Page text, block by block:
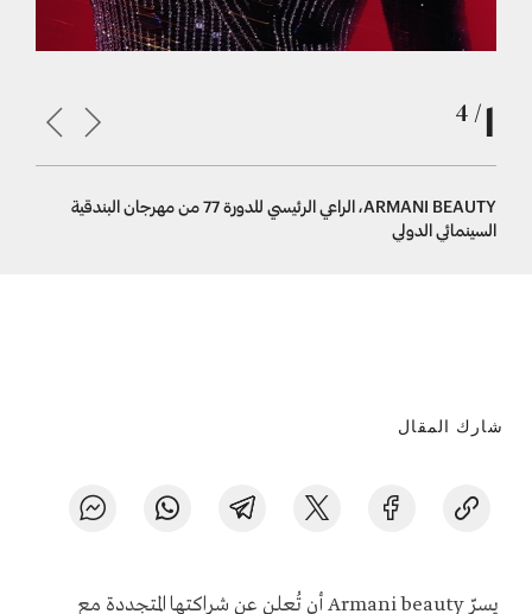
ARMANI BEAUTY، الراعي الرئيسي للدورة 77 من مهرجان البندقية
السينمائي الدولي
شارك المقال
يسرّArmani beautyأن تُعلن عن شراكتها المتجددة مع